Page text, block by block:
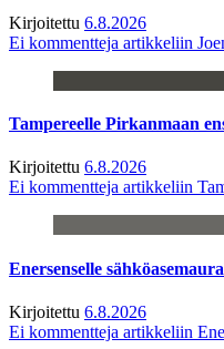
Kirjoitettu 6.8.2026
Ei kommentteja artikkeliin
Tampereelle Pirkanmaan
Kirjoitettu 6.8.2026
Ei kommentteja artikkeliin
Enersenselle
Kirjoitettu 6.8.2026
Ei kommentteja artikkeliin